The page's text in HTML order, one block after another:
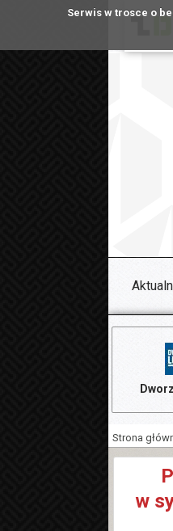
Serwis w trosce o
Strona
w